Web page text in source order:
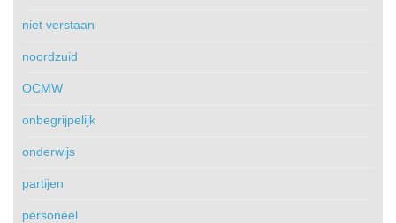
niet verstaan
noordzuid
OCMW
onbegrijpelijk
onderwijs
partijen
personeel